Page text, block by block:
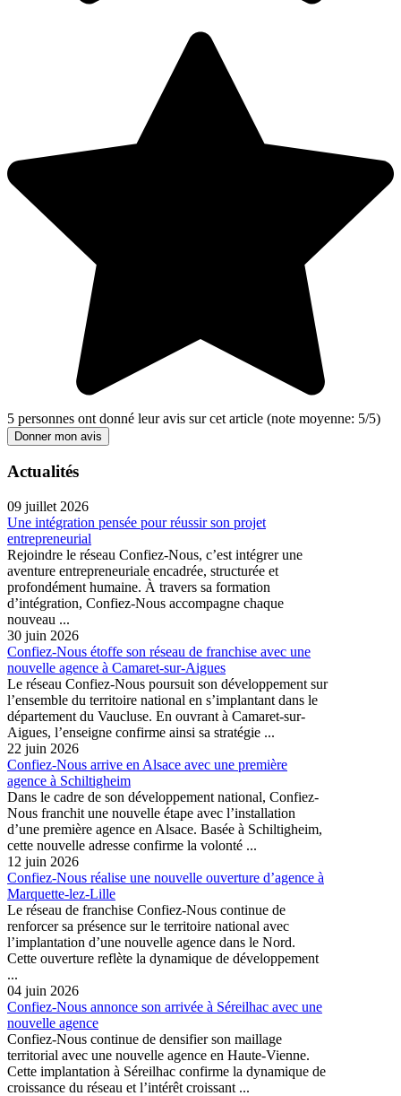
5 personnes ont donné leuravis sur cet article (note moyenne: 5/5)
Donner mon avis
Actualités
09 juillet 2026
Une intégration pensée pour réussir son projet
entrepreneurial
Rejoindre le réseau Confiez-Nous, c’est intégrer une
aventure entrepreneuriale encadrée, structurée et
profondément humaine. À travers sa formation
d’intégration, Confiez-Nous accompagne chaque
nouveau ...
30 juin 2026
Confiez-Nous étoffe son réseau de franchise avec une
nouvelle agence à Camaret-sur-Aigues
Le réseau Confiez-Nous poursuit son développement sur
l’ensemble du territoire national en s’implantant dans le
département du Vaucluse. En ouvrant à Camaret-sur-
Aigues, l’enseigne confirme ainsi sa stratégie ...
22 juin 2026
Confiez-Nous arrive en Alsace avec une première
agence à Schiltigheim
Dans le cadre de son développement national, Confiez-
Nous franchit une nouvelle étape avec l’installation
d’une première agence en Alsace. Basée à Schiltigheim,
cette nouvelle adresse confirme la volonté ...
12 juin 2026
Confiez-Nous réalise une nouvelle ouverture d’agence à
Marquette-lez-Lille
Le réseau de franchise Confiez-Nous continue de
renforcer sa présence sur le territoire national avec
l’implantation d’une nouvelle agence dans le Nord.
Cette ouverture reflète la dynamique de développement
...
04 juin 2026
Confiez-Nous annonce son arrivée à Séreilhac avec une
nouvelle agence
Confiez-Nous continue de densifier son maillage
territorial avec une nouvelle agence en Haute-Vienne.
Cette implantation à Séreilhac confirme la dynamique de
croissance du réseau et l’intérêt croissant ...